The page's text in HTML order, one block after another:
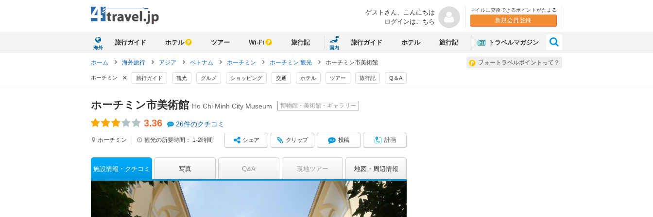
ゲストさん、 こんにちは
ログインはこちら
マイルに交換できるポイントがたまる
新規会員登録
海外
旅行ガイド ホテル ツアー Wi-Fi 旅行記
国内
旅行ガイド ホテル 旅行記 トラベルマガジン
フォートラベルポイントって？
ホーム 海外旅行 アジア ベトナム ホーチミン ホーチミン 観光 ホーチミン市美術館
ホーチミン × 旅行ガイド 観光 グルメ ショッピング 交通 ホテル ツアー 旅行記 Q＆A
ホーチミン市美術館 Ho Chi Minh City Museum 博物館・美術館・ギャラリー
3.36 26件のクチコミ
ホーチミン 観光の所要時間： 1-2時間 シェア クリップ 投稿 計画
施設情報 クチコミ 写真 Q&A 現地ツアー 地図 周辺情報